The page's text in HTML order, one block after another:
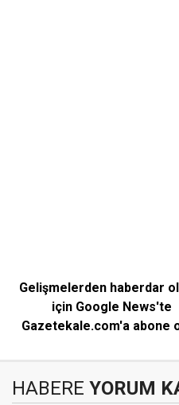
Gelişmelerden haberdar
için Google News'te
Gazetekale.com'a abone
HABERE YORUM